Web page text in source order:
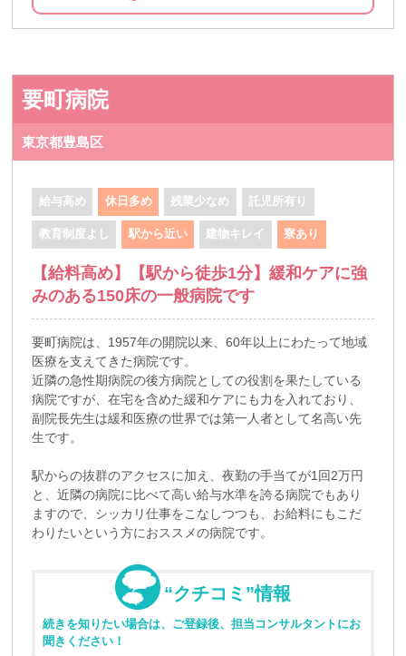
要町病院
東京都豊島区
給与高め 休日多め 残業少なめ 託児所有り
教育制度よし 駅から近い 建物キレイ 寮あり
【給料高め】【駅から徒歩1分】緩和ケアに強
みのある150床の一般病院です
要町病院は、1957年の開院以来、60年以上にわたって地域
医療を支えてきた病院です。
近隣の急性期病院の後方病院としての役割を果たしている
病院ですが、在宅を含めた緩和ケアにも力を入れており、
副院長先生は緩和医療の世界では第一人者として名高い先
生です。
駅からの抜群のアクセスに加え、夜勤の手当てが1回2万円
と、近隣の病院に比べて高い給与水準を誇る病院でもあり
ますので、シッカリ仕事をこなしつつも、お給料にもこだ
わりたいという方におススメの病院です。
“クチコミ”情報
続きを知りたい場合は、ご登録後、担当コンサルタントにお
聞きください！